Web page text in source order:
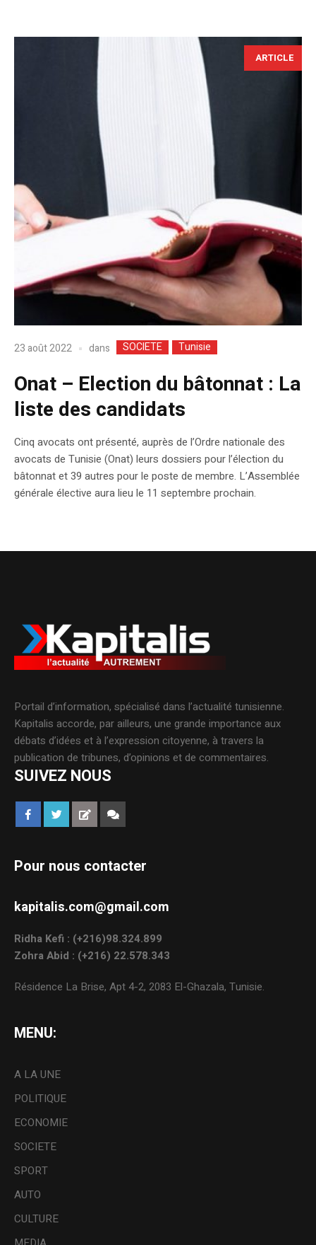
ARTICLE
23 août 2022 dans SOCIETE Tunisie
Onat – Election du bâtonnat : La
liste des candidats
Cinq avocats ont présenté, auprès de l’Ordre nationale des
avocats de Tunisie (Onat) leurs dossiers pour l’élection du
bâtonnat et 39 autres pour le poste de membre. L’Assemblée
générale élective aura lieu le 11 septembre prochain.
Portail d’information, spécialisé dans l’actualité tunisienne.
Kapitalis accorde, par ailleurs, une grande importance aux
débats d’idées et à l’expression citoyenne, à travers la
publication de tribunes, d’opinions et de commentaires.
SUIVEZ NOUS
Pour nous contacter
kapitalis.com@gmail.com
Ridha Kefi : (+216)98.324.899
Zohra Abid : (+216) 22.578.343
Résidence La Brise, Apt 4-2, 2083 El-Ghazala, Tunisie.
MENU:
A LA UNE
POLITIQUE
ECONOMIE
SOCIETE
SPORT
AUTO
CULTURE